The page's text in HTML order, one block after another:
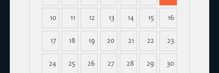
10 11 12 13 14 15 16
17 18 19 20 21 22 23
24 25 26 27 28 29 30